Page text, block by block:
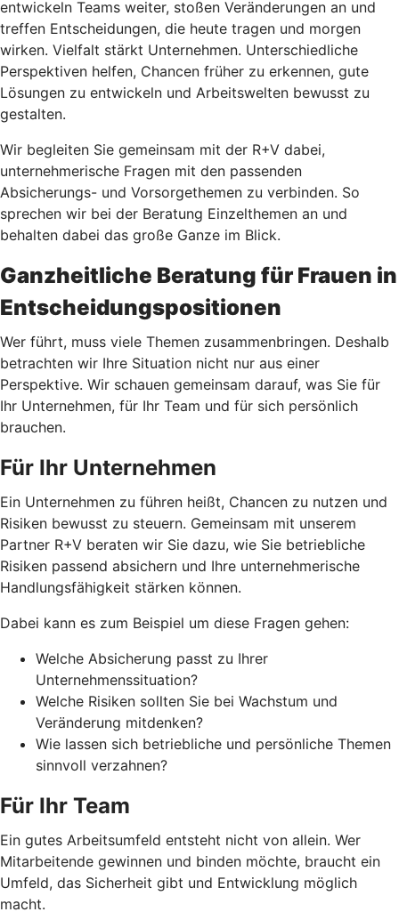
entwickeln Teams weiter, stoßen Veränderungen an und
treffen Entscheidungen, die heute tragen und morgen
wirken. Vielfalt stärkt Unternehmen. Unterschiedliche
Perspektiven helfen, Chancen früher zu erkennen, gute
Lösungen zu entwickeln und Arbeitswelten bewusst zu
gestalten.
Wir begleiten Sie gemeinsam mit der R+V dabei,
unternehmerische Fragen mit den passenden
Absicherungs- und Vorsorgethemen zu verbinden. So
sprechen wir bei der Beratung Einzelthemen an und
behalten dabei das große Ganze im Blick.
Ganzheitliche Beratung für Frauen in
Entscheidungspositionen
Wer führt, muss viele Themen zusammenbringen. Deshalb
betrachten wir Ihre Situation nicht nur aus einer
Perspektive. Wir schauen gemeinsam darauf, was Sie für
Ihr Unternehmen, für Ihr Team und für sich persönlich
brauchen.
Für Ihr Unternehmen
Ein Unternehmen zu führen heißt, Chancen zu nutzen und
Risiken bewusst zu steuern. Gemeinsam mit unserem
Partner R+V beraten wir Sie dazu, wie Sie betriebliche
Risiken passend absichern und Ihre unternehmerische
Handlungsfähigkeit stärken können.
Dabei kann es zum Beispiel um diese Fragen gehen:
Welche Absicherung passt zu Ihrer
Unternehmenssituation?
Welche Risiken sollten Sie bei Wachstum und
Veränderung mitdenken?
Wie lassen sich betriebliche und persönliche Themen
sinnvoll verzahnen?
Für Ihr Team
Ein gutes Arbeitsumfeld entsteht nicht von allein. Wer
Mitarbeitende gewinnen und binden möchte, braucht ein
Umfeld, das Sicherheit gibt und Entwicklung möglich
macht.